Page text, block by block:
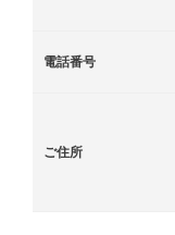
電話番号
ご住所